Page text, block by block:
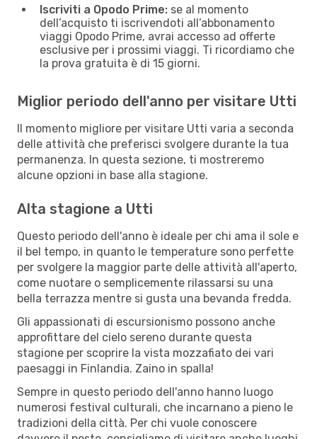
Iscriviti a Opodo Prime: se al momento
dell’acquisto ti iscrivendoti all’abbonamento
viaggi Opodo Prime, avrai accesso ad offerte
esclusive per i prossimi viaggi. Ti ricordiamo che
la prova gratuita è di 15 giorni.
Miglior periodo dell'anno per visitare Utti
Il momento migliore per visitare Utti varia a seconda
delle attività che preferisci svolgere durante la tua
permanenza. In questa sezione, ti mostreremo
alcune opzioni in base alla stagione.
Alta stagione a Utti
Questo periodo dell'anno è ideale per chi ama il sole e
il bel tempo, in quanto le temperature sono perfette
per svolgere la maggior parte delle attività all'aperto,
come nuotare o semplicemente rilassarsi su una
bella terrazza mentre si gusta una bevanda fredda.
Gli appassionati di escursionismo possono anche
approfittare del cielo sereno durante questa
stagione per scoprire la vista mozzafiato dei vari
paesaggi in Finlandia. Zaino in spalla!
Sempre in questo periodo dell'anno hanno luogo
numerosi festival culturali, che incarnano a pieno le
tradizioni della città. Per chi vuole conoscere